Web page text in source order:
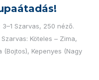
Szarvas, 250 néző.
Köteles – Zima,
(Bojtos), Kepenyes (Nagy